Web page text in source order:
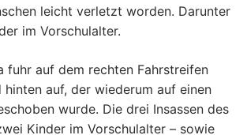
leicht verletzt worden. Darunter
im Vorschulalter.
fuhr auf dem rechten Fahrstreifen
hinten auf, der wiederum auf einen
wurde. Die drei Insassen des
Kinder im Vorschulalter – sowie